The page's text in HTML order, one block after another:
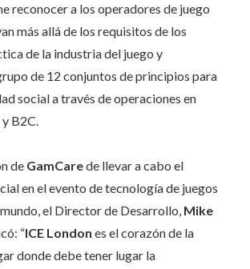
reconocer a los operadores de juego
más allá de los requisitos de los
de la industria del juego y
de 12 conjuntos de principios para
social a través de operaciones en
B2C.
de GamCarede llevar a cabo el
en el evento de tecnología de juegos
el Director de Desarrollo, Mike
“ICE London es el corazón de la
donde debe tener lugar la